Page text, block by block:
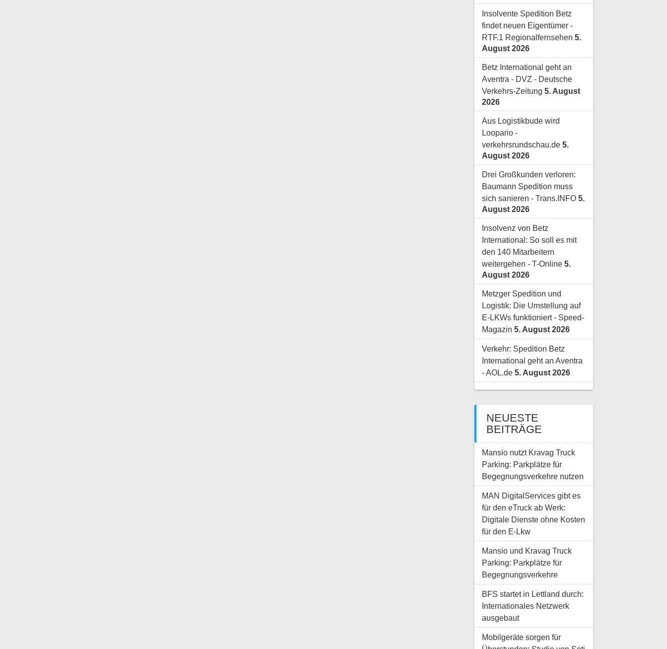
Insolvente Spedition Betz
findet neuen Eigentümer -
RTF.1 Regionalfernsehen 5.
August 2026
Betz International geht an
Aventra - DVZ - Deutsche
Verkehrs-Zeitung 5. August
2026
Aus Logistikbude wird
Loopario -
verkehrsrundschau.de 5.
August 2026
Drei Großkunden verloren:
Baumann Spedition muss
sich sanieren - Trans.INFO 5.
August 2026
Insolvenz von Betz
International: So soll es mit
den 140 Mitarbeitern
weitergehen - T-Online 5.
August 2026
Metzger Spedition und
Logistik: Die Umstellung auf
E-LKWs funktioniert - Speed-
Magazin 5. August 2026
Verkehr: Spedition Betz
International geht an Aventra
- AOL.de 5. August 2026
NEUESTE
BEITRÄGE
Mansio nutzt Kravag Truck
Parking: Parkplätze für
Begegnungsverkehre nutzen
MAN DigitalServices gibt es
für den eTruck ab Werk:
Digitale Dienste ohne Kosten
für den E-Lkw
Mansio und Kravag Truck
Parking: Parkplätze für
Begegnungsverkehre
BFS startet in Lettland durch:
Internationales Netzwerk
ausgebaut
Mobilgeräte sorgen für